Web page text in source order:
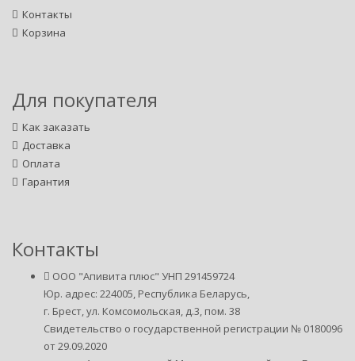
Контакты
Корзина
Для покупателя
Как заказать
Доставка
Оплата
Гарантия
Контакты
ООО "Апивита плюс" УНП 291459724
Юр. адрес: 224005, Республика Беларусь,
г. Брест,ул. Комсомольская, д.3, пом. 38
Свидетельство о государственной регистрации № 0180096
от 29.09.2020